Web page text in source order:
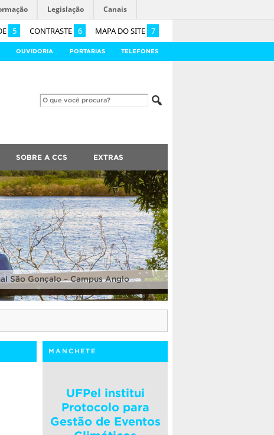
5 CONTRASTE 6 MAPA DO SITE 7
Legislação Canais
OUVIDORIA PORTARIAS TELEFONES
SOBRE A CCS EXTRAS
São Gonçalo – Campus Anglo
MANCHETE
UFPel institui
Protocolo para
Gestão de Eventos